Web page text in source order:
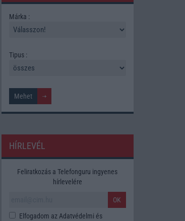
Márka :
Tipus :
HÍRLEVÉL
Feliratkozás a Telefonguru ingyenes
hírlevelére
OK
Elfogadom az Adatvédelmi és